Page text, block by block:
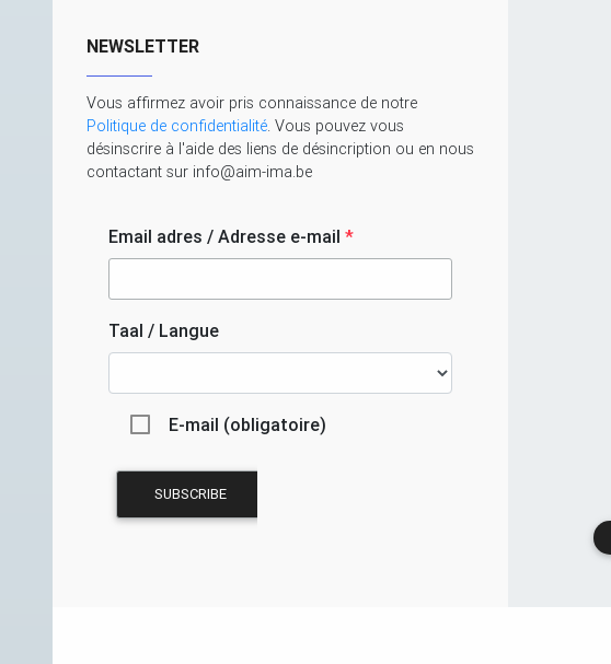
NEWSLETTER
Vous affirmez avoir pris connaissance de notre
Politique de confidentialité. Vous pouvez vous
désinscrire à l'aide des liens de désincription ou en nous
contactant sur info@aim-ima.be
Email adres / Adresse e-mail *
Taal / Langue
E-mail (obligatoire)